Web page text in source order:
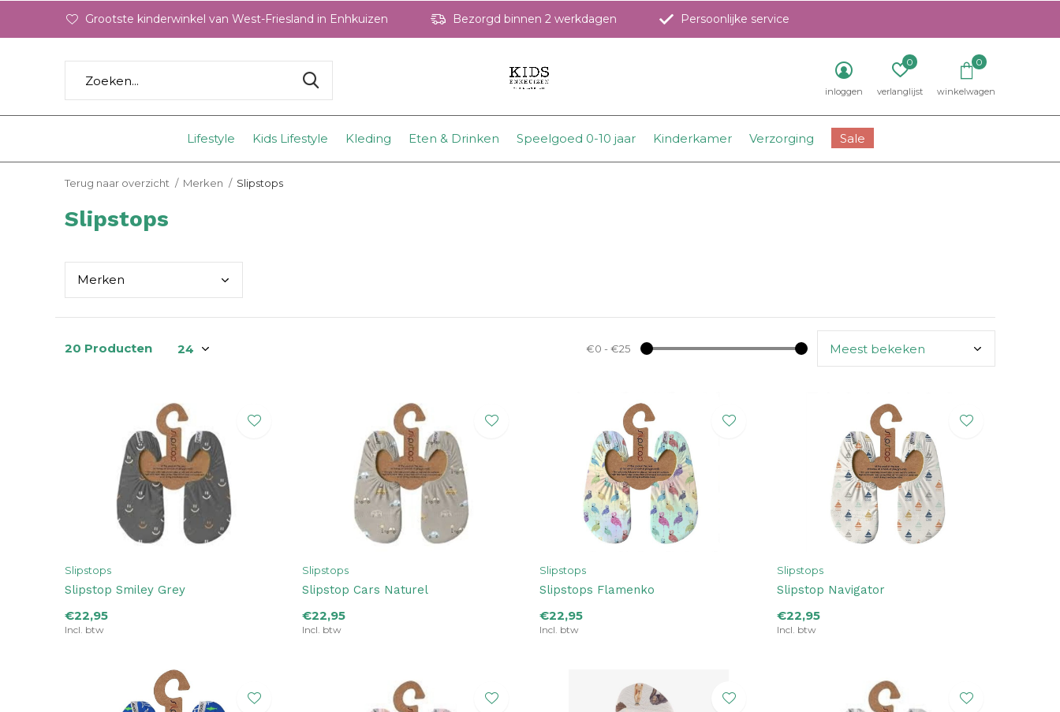
Lifestyle Kids Lifestyle Kleding Eten & Drinken Speelgoed 0-10 jaar Kinderkamer Verzorging Sale
inloggen verlanglijst
0
winkelwagen
0
Grootste kinderwinkel van West-Friesland in Enhkuizen Bezorgd binnen 2 werkdagen Persoonlijke service
Terug naar overzicht Merken Slipstops
Slipstops
Merken
20 Producten €0 - €25
Slipstops
Slipstop Smiley Grey
€22,95
Incl. btw
Slipstops
Slipstop Cars Naturel
€22,95
Incl. btw
Slipstops
Slipstops Flamenko
€22,95
Incl. btw
Slipstops
Slipstop Navigator
€22,95
Incl. btw